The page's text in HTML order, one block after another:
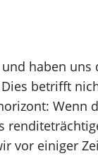
haben uns
betrifft
Wenn
vor einiger